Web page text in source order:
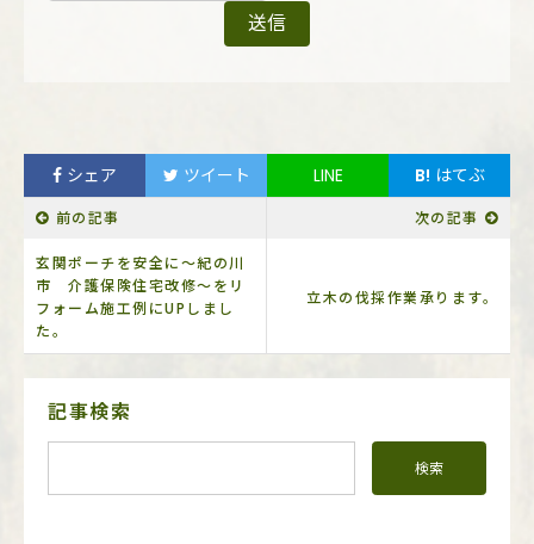
シェア ツイート LINE B! はてぶ
前の記事
玄関ポーチを安全に～紀の川
市 介護保険住宅改修～をリ
フォーム施工例にUPしまし
た。
次の記事
立木の伐採作業承ります。
サ
ニ
記事検索